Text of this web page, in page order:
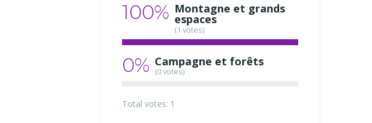
100% Montagne et grands
espaces
(1 votes)
0% Campagne et forêts
(0 votes)
Total votes: 1